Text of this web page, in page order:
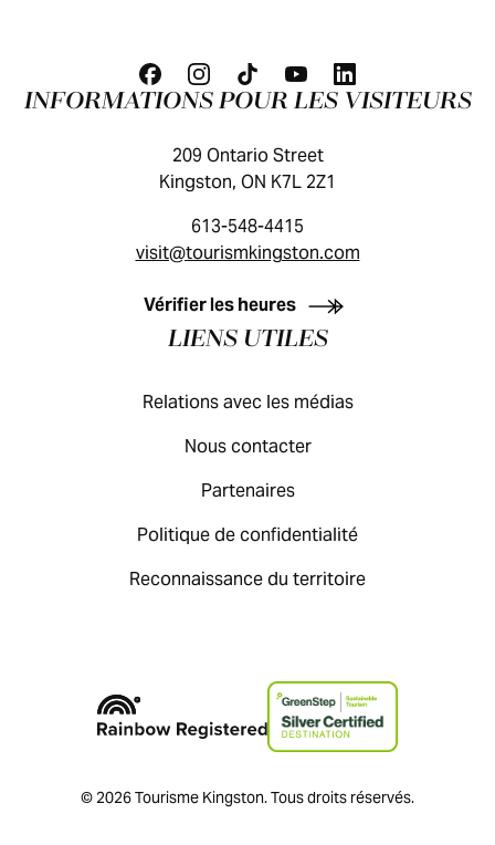
GUIDE DES VISITEURS
INFORMATIONS POUR LES VISITEURS
209 Ontario Street
Kingston, ON K7L 2Z1
613-548-4415
visit@tourismkingston.com
Vérifier les heures
LIENS UTILES
Relations avec les médias
Nous contacter
Partenaires
Politique de confidentialité
Reconnaissance du territoire
© 2026 Tourisme Kingston. Tous droits réservés.